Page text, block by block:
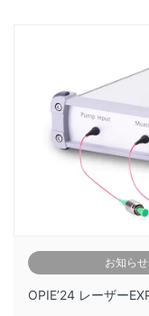
お知らせ
OPIE’24 レーザー